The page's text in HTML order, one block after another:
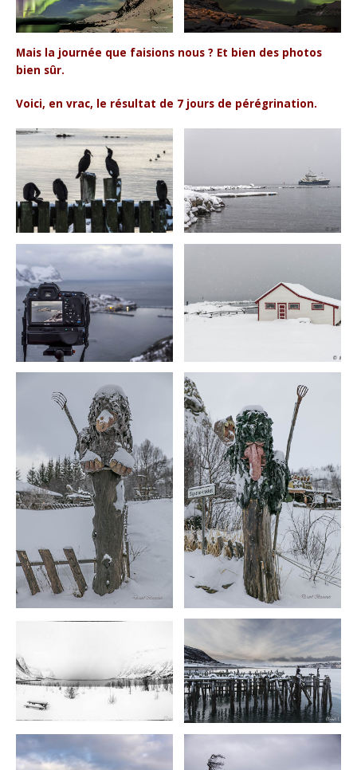
Mais la journée que faisions nous ? Et bien des photos
bien sûr.
Voici, en vrac, le résultat de 7 jours de pérégrination.